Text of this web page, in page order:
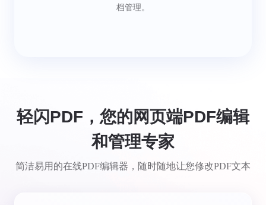
档管理。
轻闪PDF，您的网页端PDF编辑
和管理专家
简洁易用的在线PDF编辑器，随时随地让您修改PDF文本